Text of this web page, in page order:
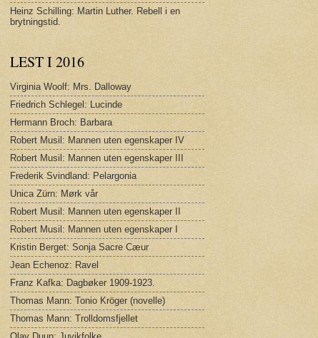
Heinz Schilling: Martin Luther. Rebell i en
brytningstid.
LEST I 2016
Virginia Woolf: Mrs. Dalloway
Friedrich Schlegel: Lucinde
Hermann Broch: Barbara
Robert Musil: Mannen uten egenskaper IV
Robert Musil: Mannen uten egenskaper III
Frederik Svindland: Pelargonia
Unica Zürn: Mørk vår
Robert Musil: Mannen uten egenskaper II
Robert Musil: Mannen uten egenskaper I
Kristin Berget: Sonja Sacre Cæur
Jean Echenoz: Ravel
Franz Kafka: Dagbøker 1909-1923.
Thomas Mann: Tonio Kröger (novelle)
Thomas Mann: Trolldomsfjellet